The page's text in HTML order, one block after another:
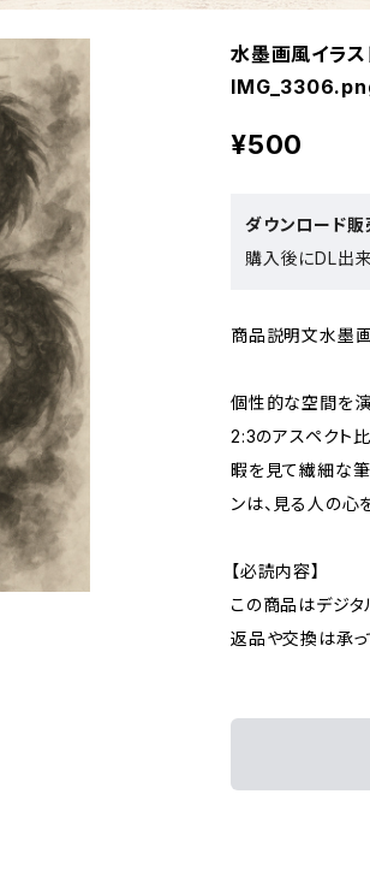
水墨画風イラス
¥500
ダウンロード
購入後にDL出
商品説明文水墨画
個性的な空間を演
2:3のアスペクト
暇を見て繊細な
ンは、見る人の心
【必読内容】
この商品はデジタ
返品や交換は承っ